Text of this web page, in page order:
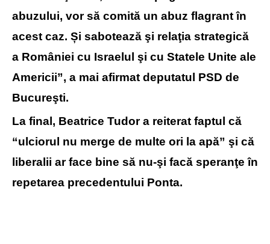
abuzului, vor să comită un abuz flagrant în
acest caz. Și sabotează şi relaţia strategică
a României cu Israelul şi cu Statele Unite ale
Americii”, a mai afirmat deputatul PSD de
Bucureşti.
La final, Beatrice Tudor a reiterat faptul că
“ulciorul nu merge de multe ori la apă” şi că
liberalii ar face bine să nu-şi facă speranţe în
repetarea precedentului Ponta.